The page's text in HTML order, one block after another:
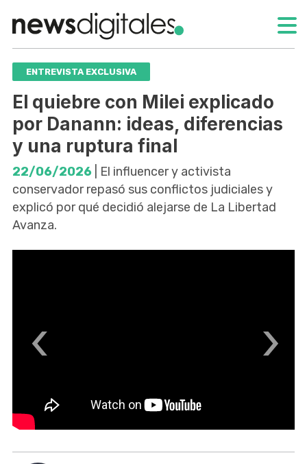
ENTREVISTA EXCLUSIVA
El quiebre con Milei explicado
por Danann: ideas, diferencias
y una ruptura final
22/06/2026 | El influencer y activista
conservador repasó sus conflictos judiciales y
explicó por qué decidió alejarse de La Libertad
Avanza.
‹ ›